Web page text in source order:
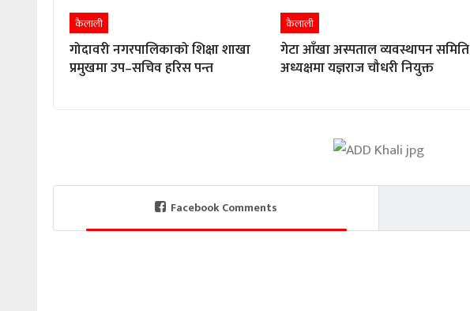
कैलाली
गोदावरी नगरपालिकाको शिक्षा शाखा
प्रमुखमा उप–सचिव हरिस पन्त
कैलाली
गेटा आँखा अस्पताल व्यवस्थापन समिति
अध्यक्षमा यज्ञराज चौधरी नियुक्त
Facebook Comments